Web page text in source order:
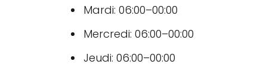
Mardi: 06:00–00:00
Mercredi: 06:00–00:00
Jeudi: 06:00–00:00